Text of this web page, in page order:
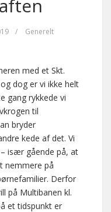
/ Generelt
med et Skt.
dog er vi ikke helt
gang rykkede vi
til
bryder
kede af det. Vi
især gående på, at
nemmere på
Derfor
på Multibanen kl.
et tidspunkt er